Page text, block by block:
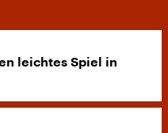
leichtes Spiel in